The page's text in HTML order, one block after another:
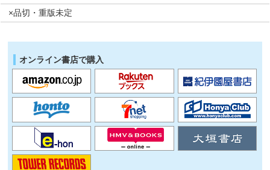
×品切・重版未定
オンライン書店で購入